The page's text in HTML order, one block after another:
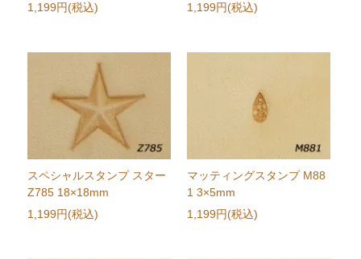
1,199円(税込)
1,199円(税込)
スペシャルスタンプ スター
Z785 18×18mm
1,199円(税込)
マッティングスタンプ M88
1 3×5mm
1,199円(税込)